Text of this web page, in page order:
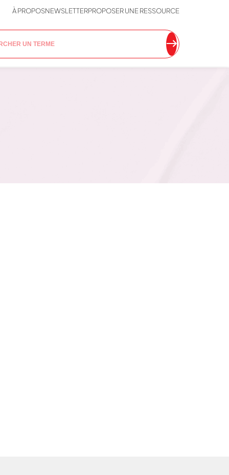
À PROPOSNEWSLETTERPROPOSER UNE RESSOURCE